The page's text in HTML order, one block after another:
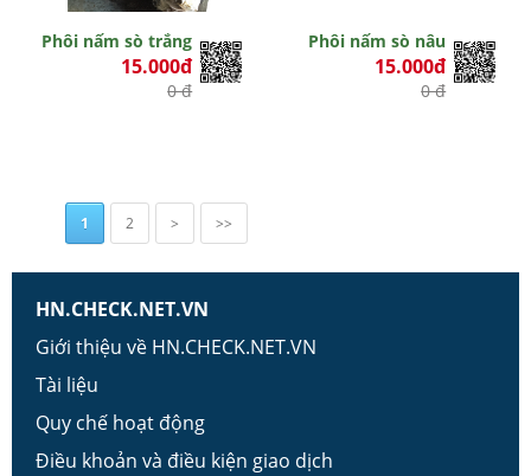
Phôi nấm sò trắng
15.000đ
0 đ
Phôi nấm sò nâu
15.000đ
0 đ
1 2 > >>
HN.CHECK.NET.VN
Giới thiệu về HN.CHECK.NET.VN
Tài liệu
Quy chế hoạt động
Điều khoản và điều kiện giao dịch